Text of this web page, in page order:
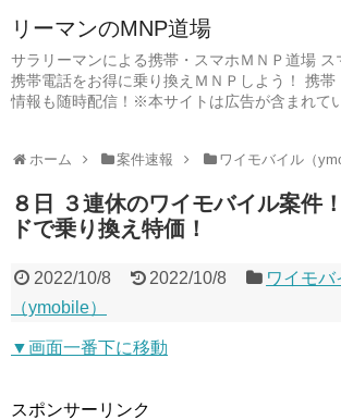
リーマンのMNP道場
サラリーマンによる携帯・スマホＭＮＰ道場 ス
携帯電話をお得に乗り換えＭＮＰしよう！ 携帯
情報も随時配信！※本サイトは広告が含まれて
ホーム 案件速報 ワイモバイル（
８日 ３連休のワイモバイル案件
ドで乗り換え特価！
2022/10/8 2022/10/8
ワイモバ
（ymobile）
▼画面一番下に移動
スポンサーリンク